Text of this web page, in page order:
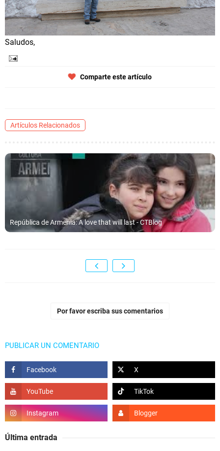
Saludos,
Comparte este artículo
Artículos Relacionados
República de Armenia: A love that will last - CTBlog
Por favor escriba sus comentarios
PUBLICAR UN COMENTARIO
Última entrada